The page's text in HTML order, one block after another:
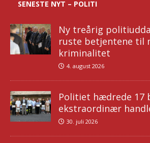
SENESTE NYT – POLITI
Ny treårig
ruste betjentene til
kriminalitet
4. august 2026
Politiet hædrede 17
ekstraordinær
30. juli 2026